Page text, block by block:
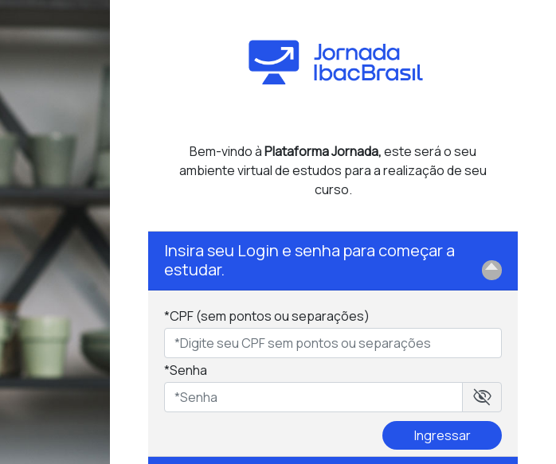
Bem-vindo àPlataforma Jornada,este será o seu
ambiente virtual de estudos para a realização de seu
curso.
Insira seu Login e senha para começar a
estudar.
*CPF (sem pontos ou separações)
*Senha
visibility_off
Ingressar